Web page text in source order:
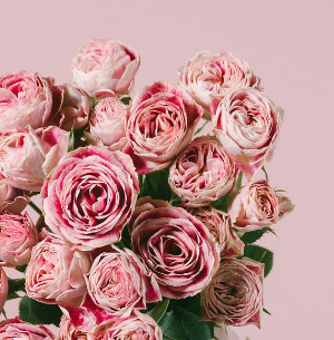
リアはありますか？
エリアへの配送には対応しておりませ
。
できますか？
ミングで発送しているため、お届け日の
受け取り時間帯は、発送後にクロネコヤ
更可能です。
セルできますか？
であればキャンセル可能です。